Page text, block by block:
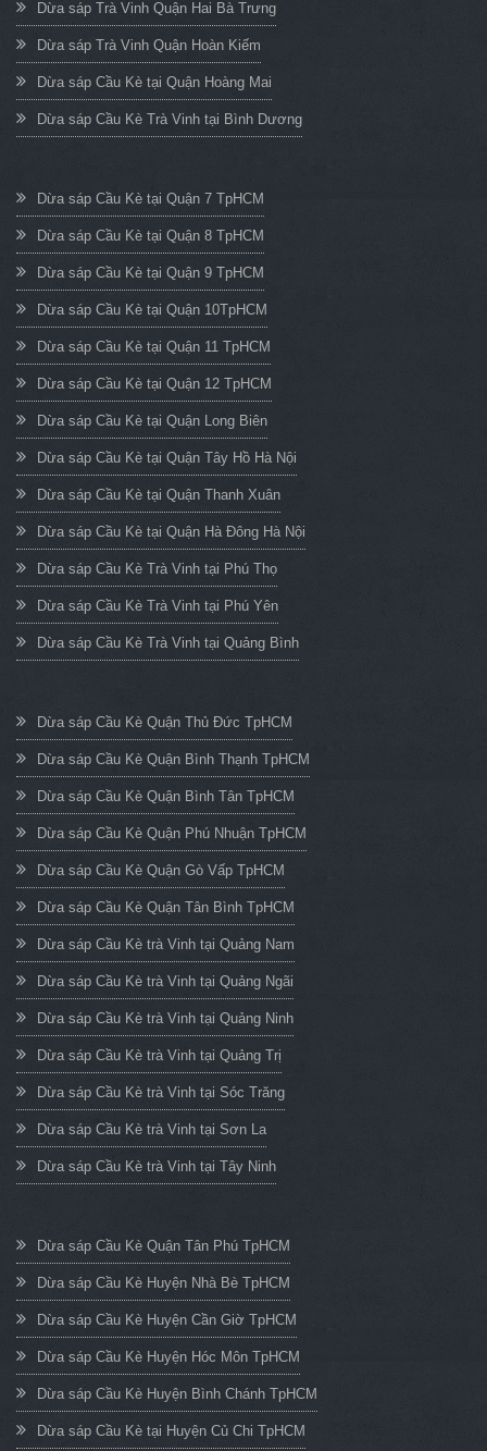
Dừa sáp Trà Vinh Quận Hai Bà Trưng
Dừa sáp Trà Vinh Quận Hoàn Kiếm
Dừa sáp Cầu Kè tại Quận Hoàng Mai
Dừa sáp Cầu Kè Trà Vinh tại Bình Dương
Dừa sáp Cầu Kè tại Quận 7 TpHCM
Dừa sáp Cầu Kè tại Quận 8 TpHCM
Dừa sáp Cầu Kè tại Quận 9 TpHCM
Dừa sáp Cầu Kè tại Quận 10TpHCM
Dừa sáp Cầu Kè tại Quận 11 TpHCM
Dừa sáp Cầu Kè tại Quận 12 TpHCM
Dừa sáp Cầu Kè tại Quận Long Biên
Dừa sáp Cầu Kè tại Quận Tây Hồ Hà Nội
Dừa sáp Cầu Kè tại Quận Thanh Xuân
Dừa sáp Cầu Kè tại Quận Hà Đông Hà Nội
Dừa sáp Cầu Kè Trà Vinh tại Phú Thọ
Dừa sáp Cầu Kè Trà Vinh tại Phú Yên
Dừa sáp Cầu Kè Trà Vinh tại Quảng Bình
Dừa sáp Cầu Kè Quận Thủ Đức TpHCM
Dừa sáp Cầu Kè Quận Bình Thạnh TpHCM
Dừa sáp Cầu Kè Quận Bình Tân TpHCM
Dừa sáp Cầu Kè Quận Phú Nhuận TpHCM
Dừa sáp Cầu Kè Quận Gò Vấp TpHCM
Dừa sáp Cầu Kè Quận Tân Bình TpHCM
Dừa sáp Cầu Kè trà Vinh tại Quảng Nam
Dừa sáp Cầu Kè trà Vinh tại Quảng Ngãi
Dừa sáp Cầu Kè trà Vinh tại Quảng Ninh
Dừa sáp Cầu Kè trà Vinh tại Quảng Trị
Dừa sáp Cầu Kè trà Vinh tại Sóc Trăng
Dừa sáp Cầu Kè trà Vinh tại Sơn La
Dừa sáp Cầu Kè trà Vinh tại Tây Ninh
Dừa sáp Cầu Kè Quận Tân Phú TpHCM
Dừa sáp Cầu Kè Huyện Nhà Bè TpHCM
Dừa sáp Cầu Kè Huyện Cần Giờ TpHCM
Dừa sáp Cầu Kè Huyện Hóc Môn TpHCM
Dừa sáp Cầu Kè Huyện Bình Chánh TpHCM
Dừa sáp Cầu Kè tại Huyện Củ Chi TpHCM